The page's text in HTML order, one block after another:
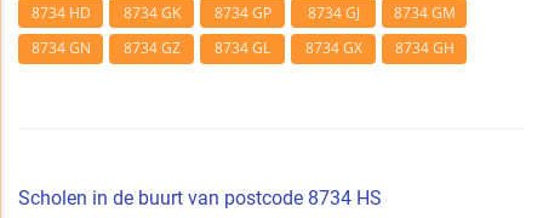
8734 HD
8734 GK 8734 GP 8734 GJ
8734 GM
8734 GN
8734 GZ 8734 GL 8734 GX 8734 GH
Scholen in de buurt van postcode 8734 HS